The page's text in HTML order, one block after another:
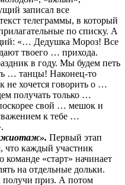
записал все
телеграммы, в который
по списку. А
«… Дедушка Мороз! Все
твоего … прихода.
в году. Мы будем петь
… танцы! Наконец-то
хочется говорить о …
получать только …
свой … мешок и
к тебе …
Первый этап
что каждый участник
«старт» начинает
на отдельные дольки.
получи приз. А потом